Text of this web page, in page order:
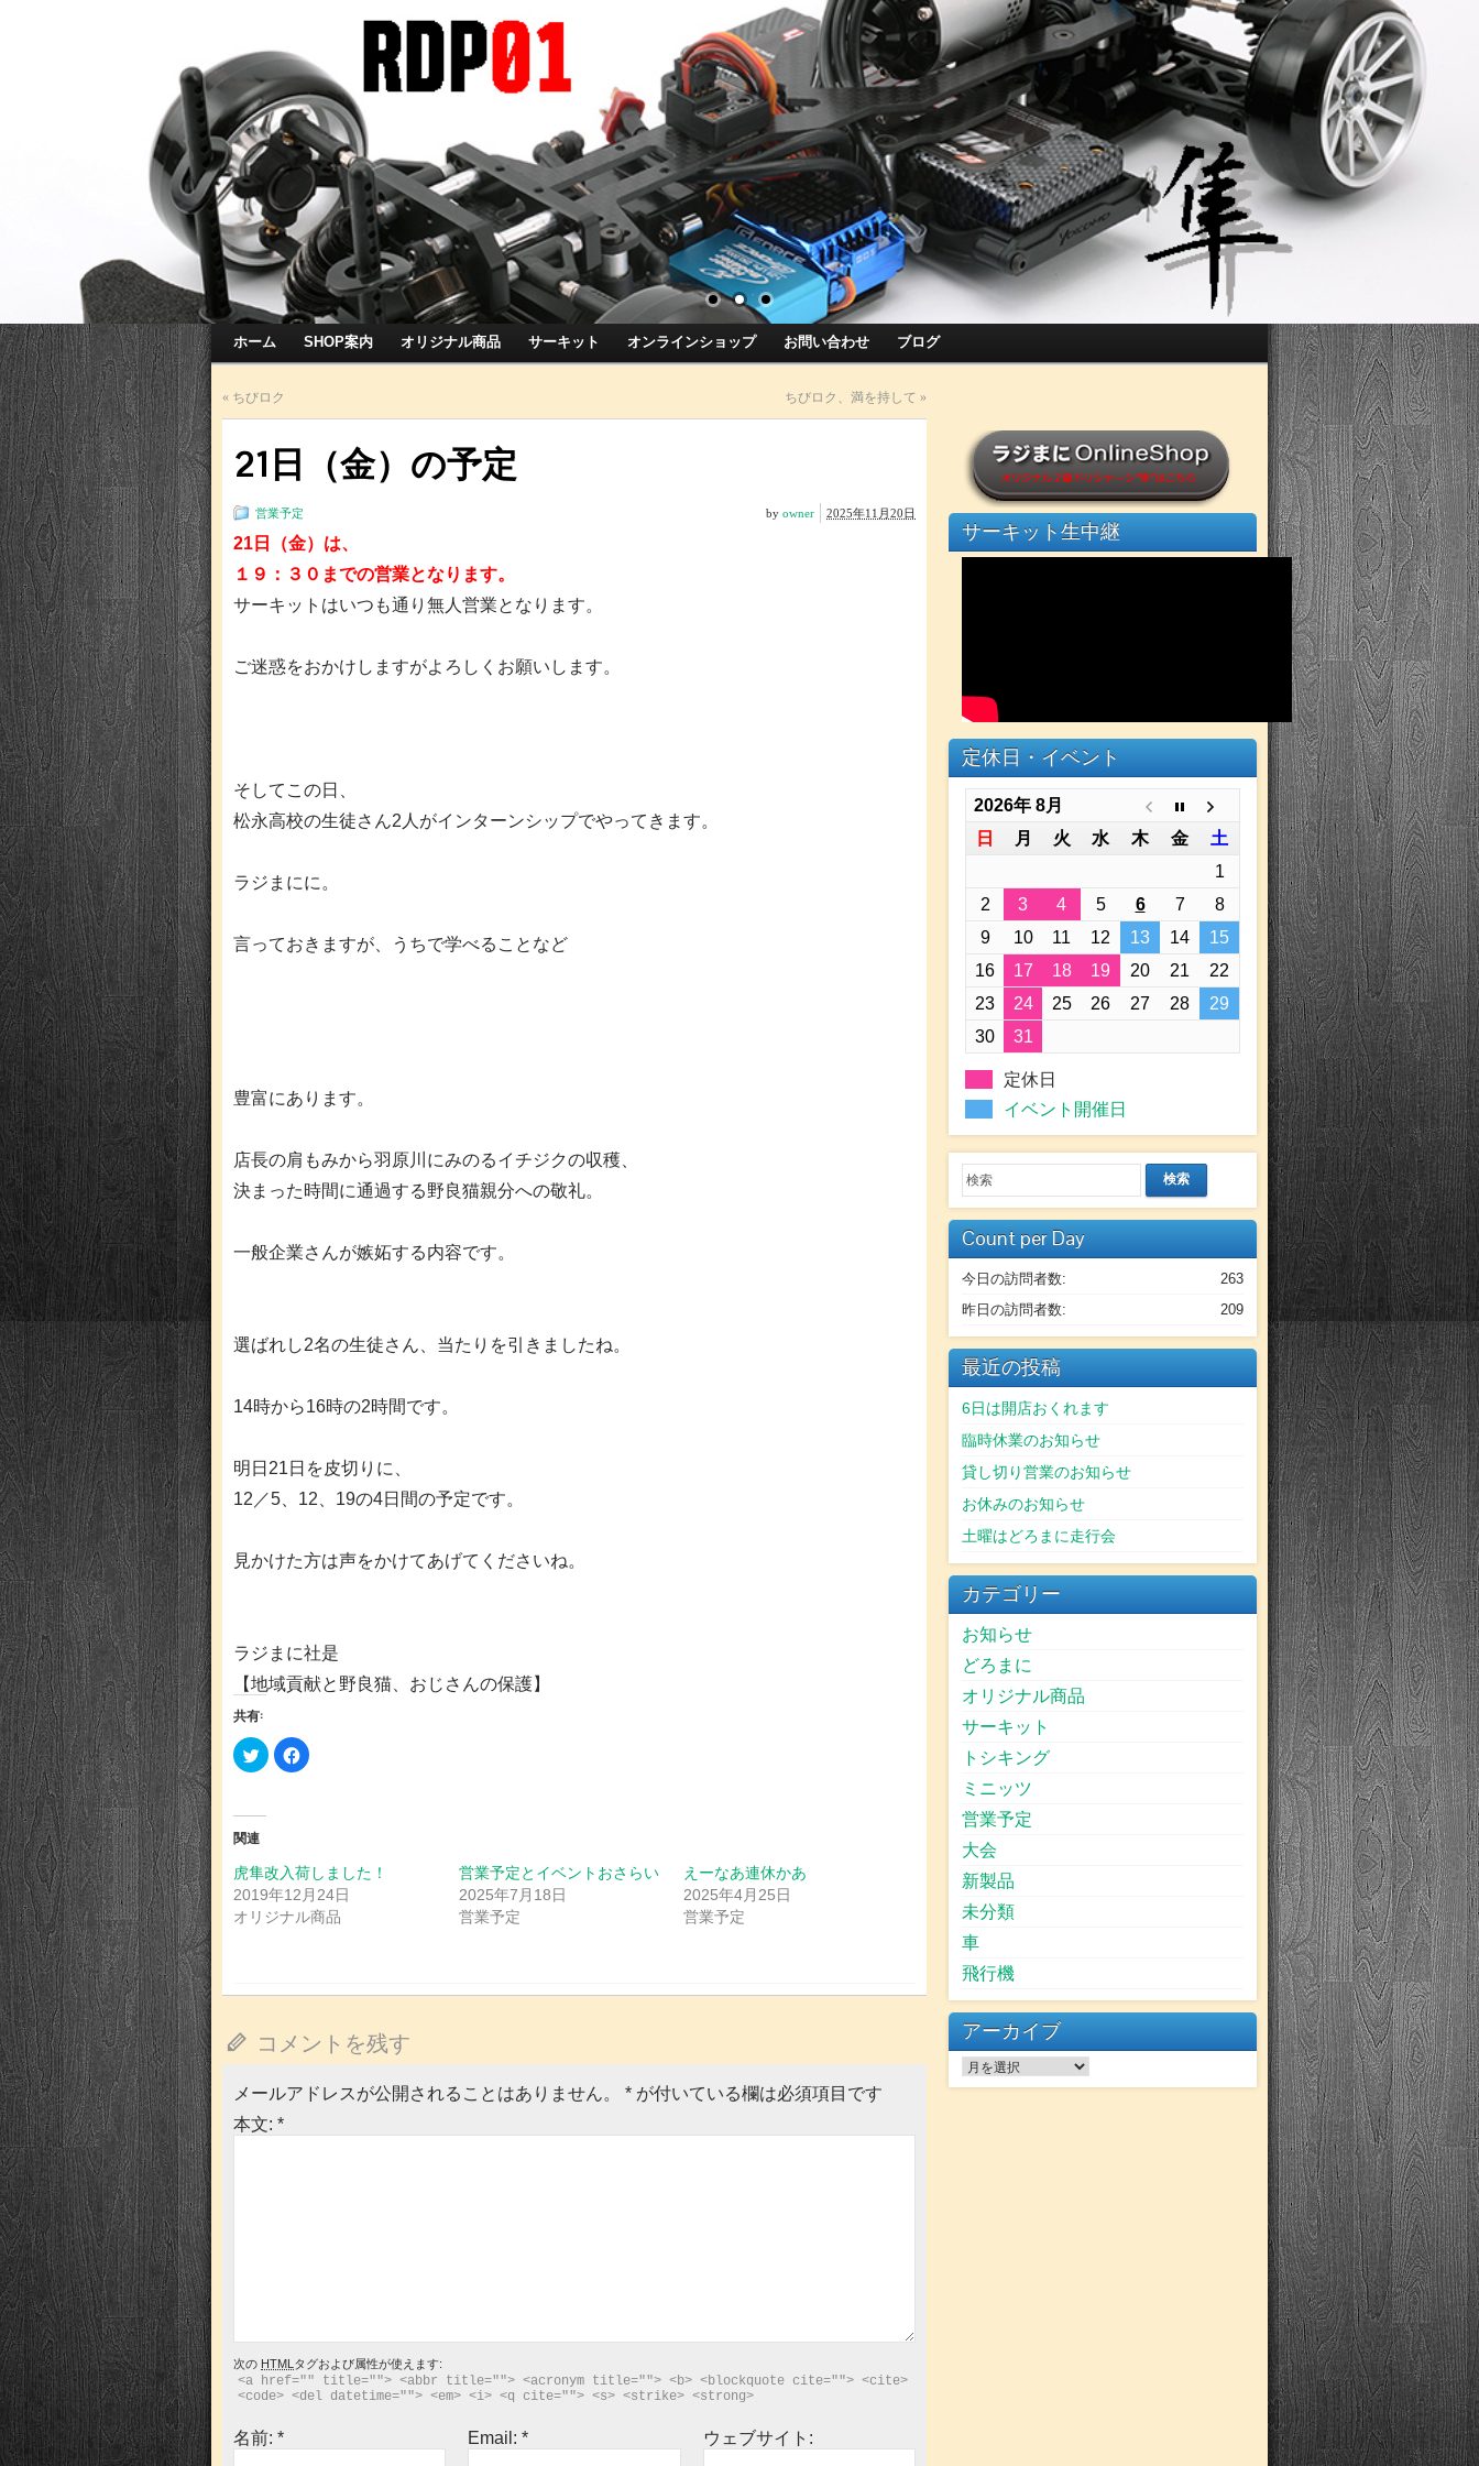
ホーム SHOP案内 オリジナル商品 サーキット オンラインショップ お問い合わせ ブログ
« ちびロク ちびロク、満を持して »
21日（金）の予定
営業予定 2025年11月20日
by owner
21日（金）は、
１９：３０までの営業となります。
サーキットはいつも通り無人営業となります。
ご迷惑をおかけしますがよろしくお願いします。
そしてこの日、
松永高校の生徒さん2人がインターンシップでやってきます。
ラジまにに。
言っておきますが、うちで学べることなど
豊富にあります。
店長の肩もみから羽原川にみのるイチジクの収穫、
決まった時間に通過する野良猫親分への敬礼。
一般企業さんが嫉妬する内容です。
選ばれし2名の生徒さん、当たりを引きましたね。
14時から16時の2時間です。
明日21日を皮切りに、
12／5、12、19の4日間の予定です。
見かけた方は声をかけてあげてくださいね。
ラジまに社是
【地域貢献と野良猫、おじさんの保護】
共有:
ク
リ
て
有
(新
し
い
ウ
開
す)
Facebook
で
リ
ッ
ク
し
て
し
ィ
ン
ド
で
開
ま
関連
虎隼改入荷しました！
2019年12月24日
オリジナル商品
営業予定とイベントおさらい
2025年7月18日
営業予定
えーなあ連休かあ
2025年4月25日
営業予定
コメントを残す
メールアドレスが公開されることはありません。 * が付いている欄は必須項目です
本文: *
次の HTML タグおよび属性が使えます:
<a href="" title=""> <abbr title=""> <acronym title=""> <b> <blockquote cite=""> <cite>
<code> <del datetime=""> <em> <i> <q cite=""> <s> <strike> <strong>
名前: * Email:* ウェブサイト:
サーキット生中継
定休日・イベント
2026年 8月
日
月 火 水 木 金
土
1
2
3 4 5 6 7
8
9
10 11 12 13 14
15
16
17 18 19 20 21
22
23
24 25 26 27 28
29
30
31
定休日
イベント開催日
検索
Count per Day
263
今日の訪問者数:
209
昨日の訪問者数:
最近の投稿
6日は開店おくれます
臨時休業のお知らせ
貸し切り営業のお知らせ
お休みのお知らせ
土曜はどろまに走行会
カテゴリー
お知らせ
どろまに
オリジナル商品
サーキット
トシキング
ミニッツ
営業予定
大会
新製品
未分類
車
飛行機
アーカイブ
ア
ー